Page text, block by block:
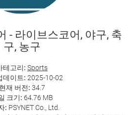
- 라이브스코어, 야구, 축
구, 농구
테고리: Sports
데이트: 2025-10-02
현재 버전: 34.7
크기: 64.76 MB
: PSYNET Co., Ltd.